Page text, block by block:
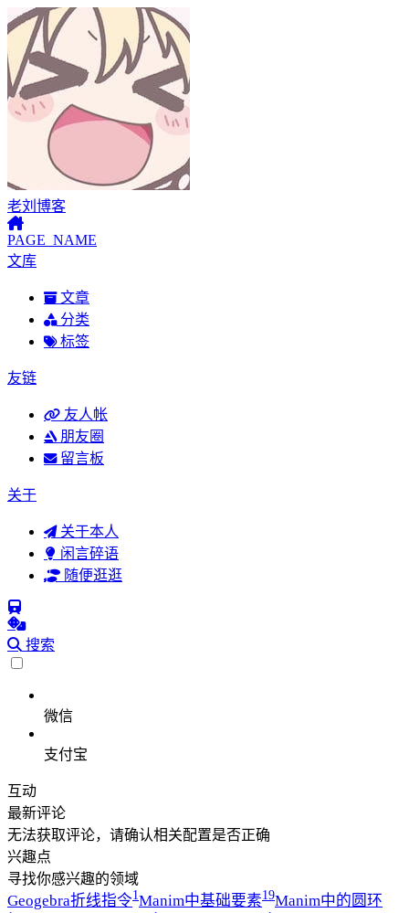
老刘博客
PAGE_NAME
文库
文章
分类
标签
友链
友人帐
朋友圈
留言板
关于
关于本人
闲言碎语
随便逛逛
搜索
微信
支付宝
互动
最新评论
无法获取评论，请确认相关配置是否正确
兴趣点
寻找你感兴趣的领域
Geogebra折线指令1Manim中基础要素19Manim中的圆环